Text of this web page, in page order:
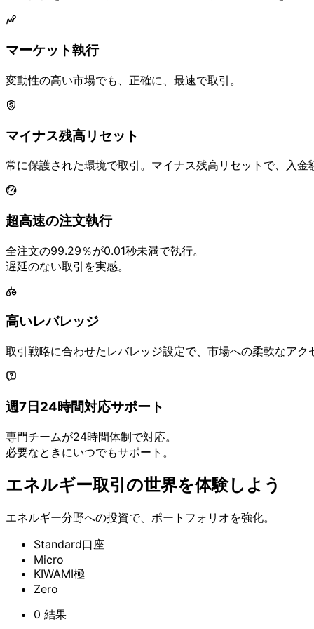
マーケット執行
変動性の高い市場でも、 正確に、 最速で取引。
マイナス残高リセット
常に保護された環境で取引。 マイナス残高リセットで、 入金
超高速の注文執行
全注文の99.29％が0.01秒未満で執行。
遅延のない取引を実感。
高いレバレッジ
取引戦略に合わせた レバレッジ設定で、 市場への柔軟なアク
週7日24時間対応サポート
専門チームが24時間体制で対応。
必要なときにいつでもサポート。
エネルギー取引の世界を体験しよう
エネルギー分野への投資で、 ポートフォリオを強化。
Standard口座
Micro
KIWAMI極
Zero
0 結果